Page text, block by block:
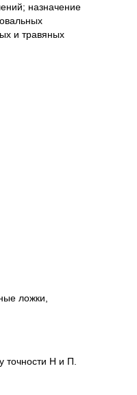
назначение
и травяных
ложки,
точности Н и П.